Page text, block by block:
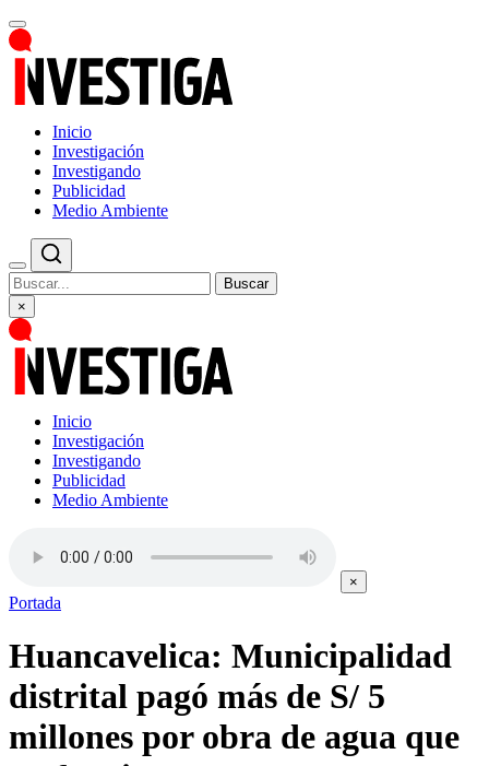
Inicio
Investigación
Investigando
Publicidad
Medio Ambiente
Buscar
×
Inicio
Investigación
Investigando
Publicidad
Medio Ambiente
×
Portada
Huancavelica: Municipalidad
distrital pagó más de S/ 5
millones por obra de agua que